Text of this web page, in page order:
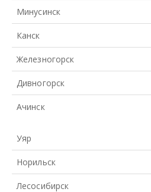
Минусинск
Канск
Железногорск
Дивногорск
Ачинск
Уяр
Норильск
Лесосибирск